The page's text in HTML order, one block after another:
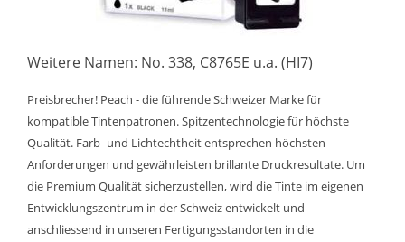
Weitere Namen: No. 338, C8765E u.a. (HI7)
Preisbrecher! Peach - die führende Schweizer Marke für
kompatible Tintenpatronen. Spitzentechnologie für höchste
Qualität. Farb- und Lichtechtheit entsprechen höchsten
Anforderungen und gewährleisten brillante Druckresultate. Um
die Premium Qualität sicherzustellen, wird die Tinte im eigenen
Entwicklungszentrum in der Schweiz entwickelt und
anschliessend in unseren Fertigungsstandorten in die